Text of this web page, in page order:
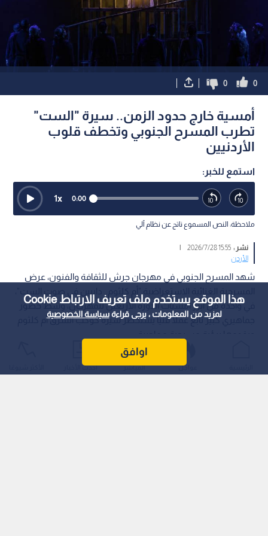
هذا الموقع يستخدم ملف تعريف الارتباط Cookie
لمزيد من المعلومات ، يرجى قراءةسياسة الخصوصية
اوافق
0
0
أمسية خارج حدود الزمن.. سيرة "الست"
تطرب المسرح الجنوبي وتخطف قلوب
الأردنيين
استمع للخبر:
0:00
1x
ملاحظة: النص المسموع ناتج عن نظام آلي
نشر :15:55 2026/7/28
|
الأردن
شهد المسرح الجنوبي في مهرجان جرش للثقافة والفنون، عرض
في واحدة من أبرز أمسيات الدورة الأربعين للمهرجان، وسط حضور
جماهيري كبير تابع عملا فنيا يستحضر سيرة كوكب الشرق أم كلثوم
عواجل المباشر أحدث الأخبار